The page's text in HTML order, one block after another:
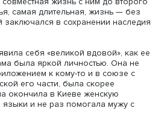
Евгений Казарцев к
и к участникам чтений.
Даля Дмитрий Бак отметил:
в новый период освоения
после его возвращения в
четыре разных собрания
и много других трудов.
истории отечественной